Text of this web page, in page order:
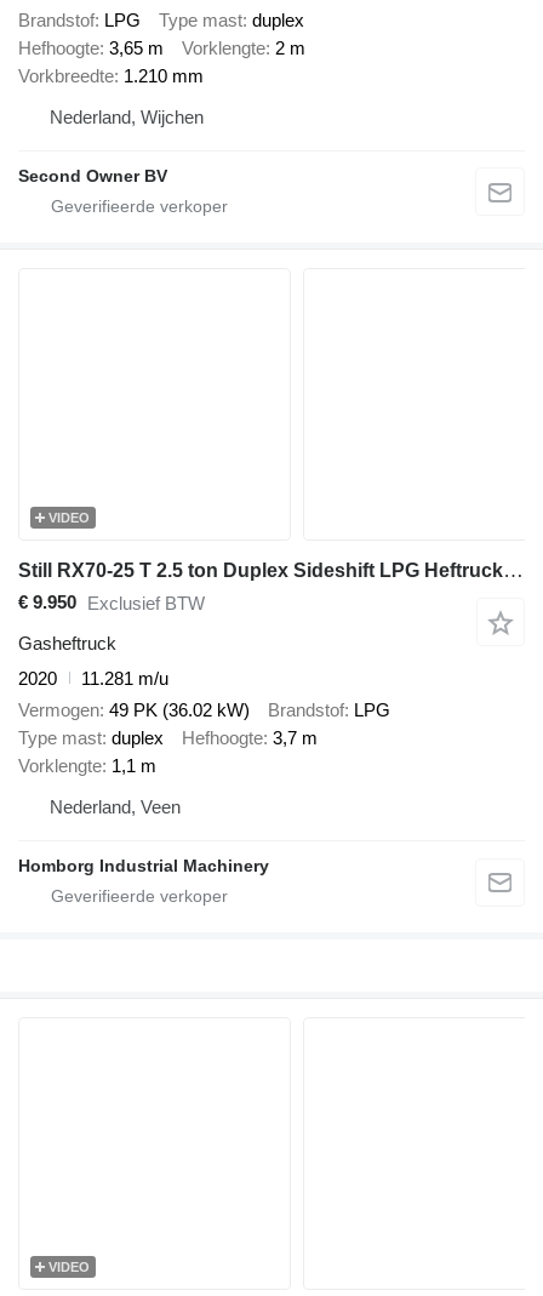
Brandstof LPG Type mast duplex
Hefhoogte 3,65 m Vorklengte 2 m
Vorkbreedte 1.210 mm
Nederland, Wijchen
Second Owner BV
VIDEO
Still RX70-25 T 2.5 ton Duplex Sideshift LPG Heftruck 2020
€ 9.950
Exclusief BTW
Gasheftruck
2020
11.281 m/u
Vermogen 49 PK (36.02 kW) Brandstof LPG
Type mast duplex Hefhoogte 3,7 m
Vorklengte 1,1 m
Nederland, Veen
Homborg Industrial Machinery
VIDEO